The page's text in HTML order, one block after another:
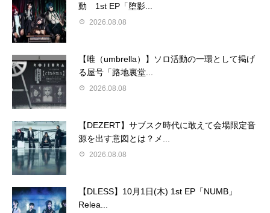
動 1st EP「堕影...
2026.08.08
【唯（umbrella）】ソロ活動の一環として掲げ
る屋号「路地裏堂...
2026.08.08
【DEZERT】サブスク時代に敢えて会場限定音
源を出す意図とは？メ...
2026.08.08
【DLESS】10月1日(木) 1st EP「NUMB」
Relea...